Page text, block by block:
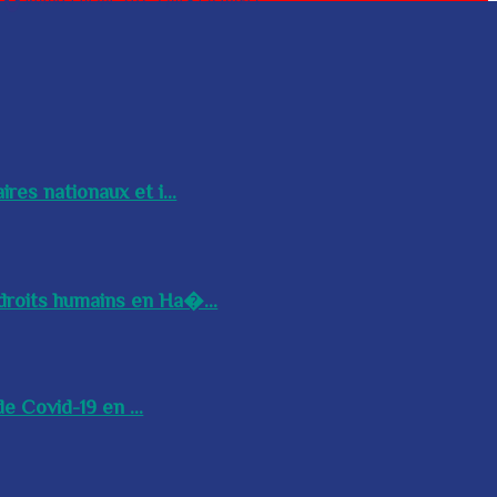
nationaux et i...
humains en Ha�...
Covid-19 en ...